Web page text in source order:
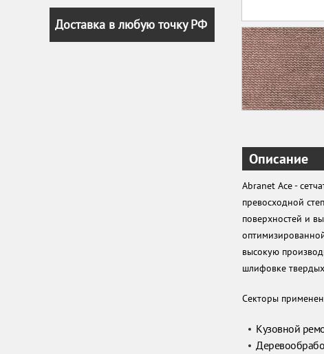
Доставка в любую точку РФ
Описание
Abranet Ace -
превосходной
поверхностей и
высокую
шлифовке
Секторы
Кузовной